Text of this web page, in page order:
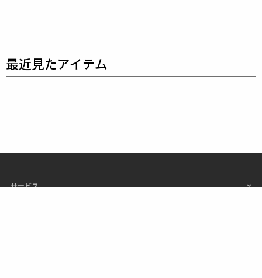
ィッティングを兼ね備え着る者全てに高揚感と優越感
をもたらします。
サービス